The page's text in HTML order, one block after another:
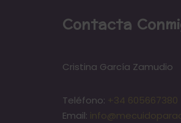
Contacta
Cristina García Zamudio
Teléfono:
Email: